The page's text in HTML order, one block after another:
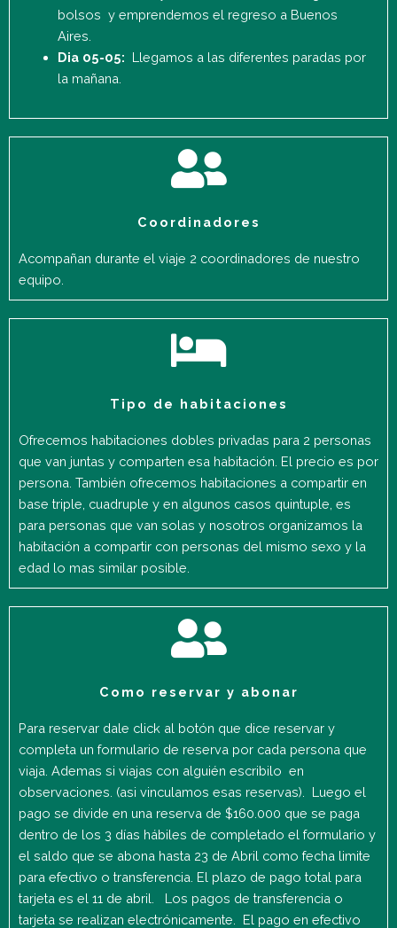
bolsos y emprendemos el regreso a Buenos
Aires.
Dia 05-05: Llegamos a las diferentes paradas por
la mañana.
Coordinadores
Acompañan durante el viaje 2 coordinadores de nuestro
equipo.
Tipo de habitaciones
Ofrecemos habitaciones dobles privadas para 2 personas
que van juntas y comparten esa habitación. El precio es por
persona. También ofrecemos habitaciones a compartir en
base triple, cuadruple y en algunos casos quintuple, es
para personas que van solas y nosotros organizamos la
habitación a compartir con personas del mismo sexo y la
edad lo mas similar posible.
Como reservar y abonar
Para reservar dale click al botón que dice reservar y
completa un formulario de reserva por cada persona que
viaja. Ademas si viajas con alguién escribilo en
observaciones. (asi vinculamos esas reservas). Luego el
pago se divide en una reserva de $160.000 que se paga
dentro de los 3 días hábiles de completado el formulario y
el saldo que se abona hasta 23 de Abril como fecha limite
para efectivo o transferencia. El plazo de pago total para
tarjeta es el 11 de abril. Los pagos de transferencia o
tarjeta se realizan electrónicamente. El pago en efectivo